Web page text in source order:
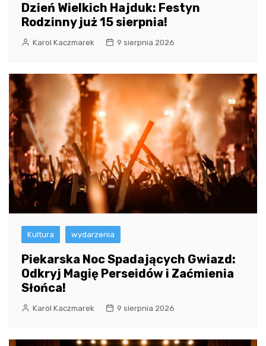
Dzień Wielkich Hajduk: Festyn
Rodzinny już 15 sierpnia!
Karol Kaczmarek 9 sierpnia 2026
Kultura wydarzenia
Piekarska Noc Spadających Gwiazd:
Odkryj Magię Perseidów i Zaćmienia
Słońca!
Karol Kaczmarek 9 sierpnia 2026